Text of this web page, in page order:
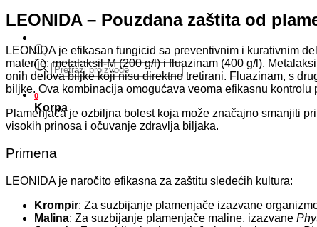
Products
search
0
Korpa
LEONIDA – Pouzdana zaštita od
LEONIDA je efikasan fungicid sa preventivnim i kurativnim
materije: metalaksil-M (200 g/l) i fluazinam (400 g/l).
onih delova biljke koji nisu direktno tretirani. Fluazinam, s
biljke. Ova kombinacija omogućava veoma efikasnu
Plamenjača je ozbiljna bolest koja može značajno smanjiti
visokih prinosa i očuvanje zdravlja biljaka.
Primena
LEONIDA je naročito efikasna za zaštitu sledećih kultura:
Krompir: Za suzbijanje plamenjače izazvane
Malina: Za suzbijanje plamenjače maline, izazvane